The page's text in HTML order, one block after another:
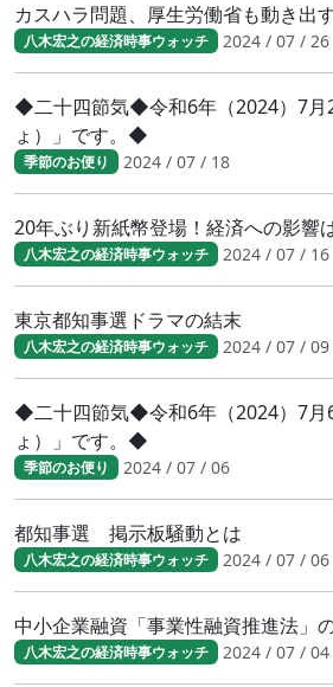
カスハラ問題、厚生労働省も動き出
八木宏之の経済時事ウォッチ 2024 / 07 / 26
◆二十四節気◆令和6年（2024）7月
ょ）」です。◆
季節のお便り 2024 / 07 / 18
20年ぶり新紙幣登場！経済への影響
八木宏之の経済時事ウォッチ 2024 / 07 / 16
東京都知事選ドラマの結末
八木宏之の経済時事ウォッチ 2024 / 07 / 09
◆二十四節気◆令和6年（2024）7月
ょ）」です。◆
季節のお便り 2024 / 07 / 06
都知事選 掲示板騒動とは
八木宏之の経済時事ウォッチ 2024 / 07 / 06
中小企業融資「事業性融資推進法」
八木宏之の経済時事ウォッチ 2024 / 07 / 04